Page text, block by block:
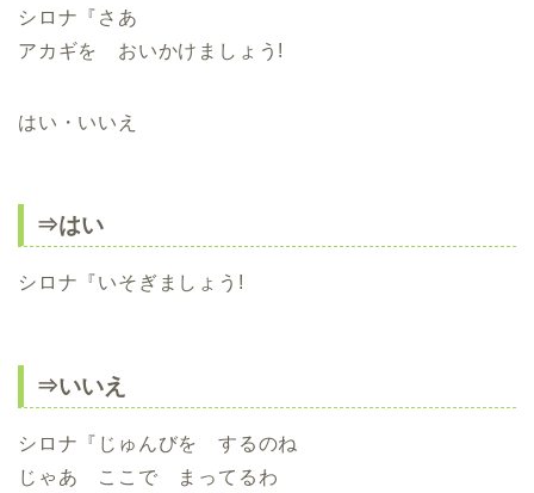
シロナ『さあ
アカギを おいかけましょう!
はい・いいえ
⇒はい
シロナ『いそぎましょう!
⇒いいえ
シロナ『じゅんびを するのね
じゃあ ここで まってるわ